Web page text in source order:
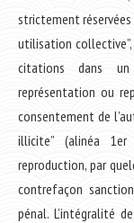
strictement réservées
utilisation
citations dans
représentation ou
consentement de
illicite” (alinéa
reproduction, par
contrefaçon
pénal. L’intégralité